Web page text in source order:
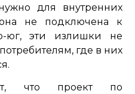
для внутренних
не подключена к
юг, эти излишки не
где в них
что проект по